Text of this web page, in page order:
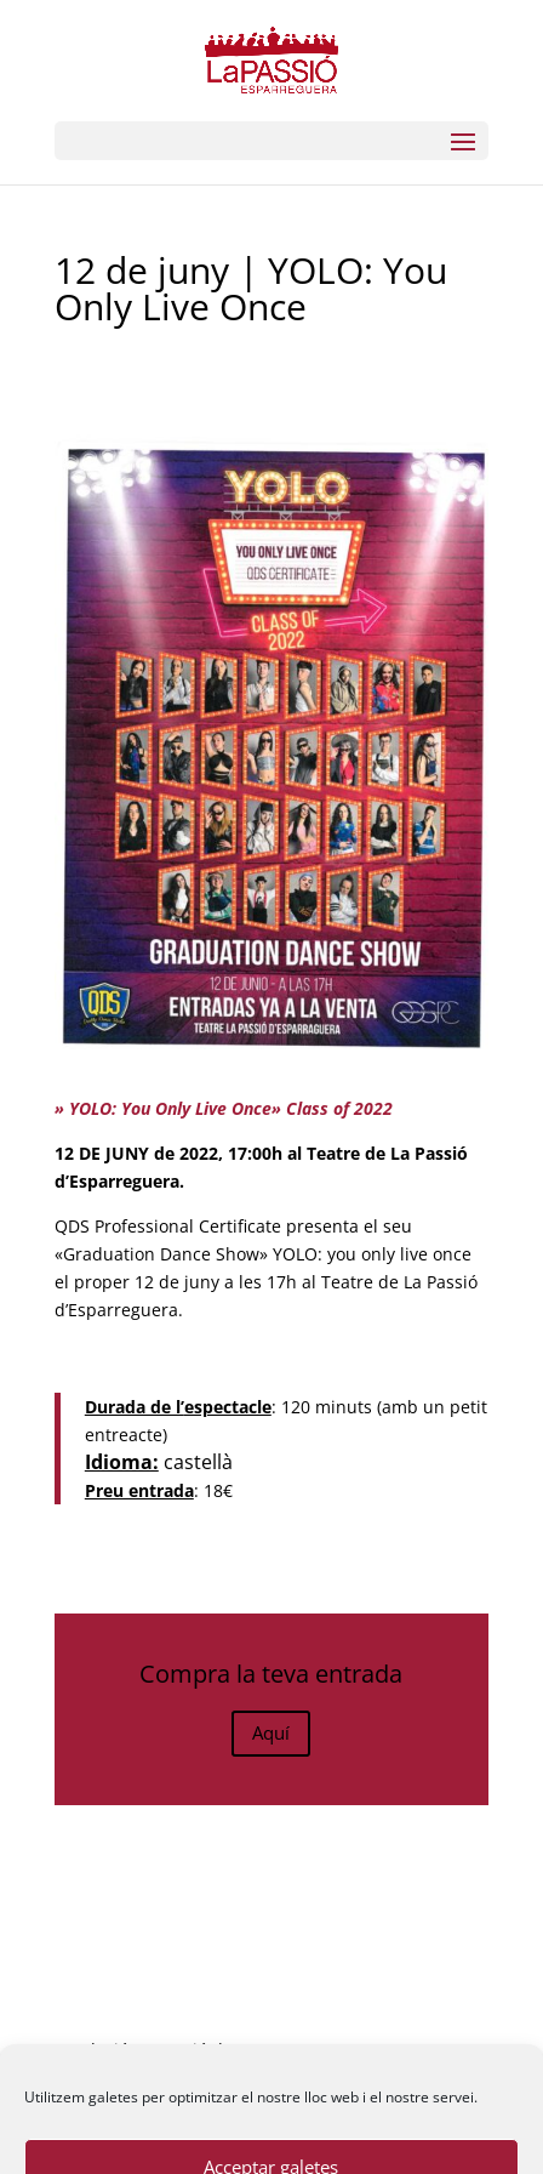
Utilitzem galetes per optimitzar el nostre lloc web i el nostre servei.
Acceptar galetes
12 de juny | YOLO: You
Only Live Once
» YOLO: You Only Live Once» Class of 2022
12 DE JUNY de 2022, 17:00h al Teatre de La Passió
d’Esparreguera.
QDS Professional Certificate presenta el seu
«Graduation Dance Show» YOLO: you only live once
el proper 12 de juny a les 17h al Teatre de La Passió
d’Esparreguera.
Durada de l’espectacle: 120 minuts (amb un petit
entreacte)
Idioma: castellà
Preu entrada: 18€
Compra la teva entrada
Aquí
Fundació La Passió d’Esparreguera, 2026